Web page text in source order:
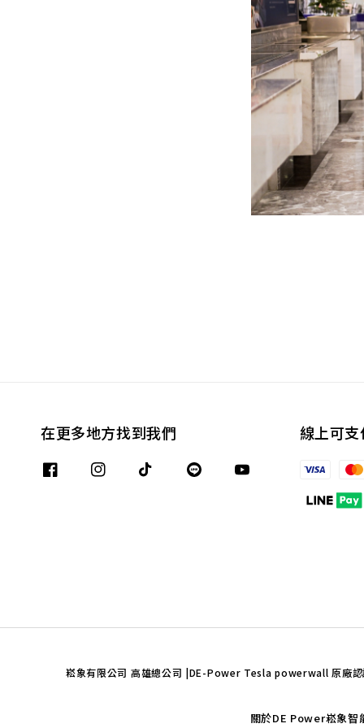
在更多地方找到我們 線上可
崧象有限公司 高雄總公司 |DE-Power Tesla powerwall 原廠
關於DE Power崧象智